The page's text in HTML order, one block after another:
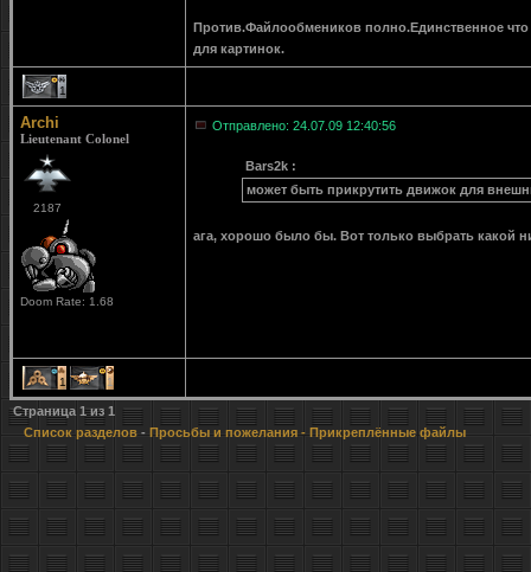
Против.Файлообмеников полно.Единственное
для картинок.
1
Archi
Lieutenant Colonel
2187
Doom Rate: 1.68
Отправлено: 24.07.09 12:40:56
Bars2k :
может быть прикрутить движок для
ага, хорошо было бы. Вот только выбрать какой
1 1
Страница 1из 1
Список разделов - Просьбы и пожелания - Прикреплённые файлы